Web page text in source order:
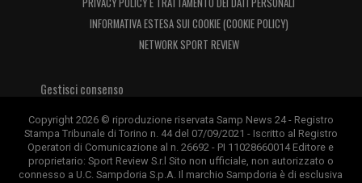
INFORMATIVA ESTESA SUI COOKIE (COOKIE POLICY)
NETWORK SPORT REVIEW
Gestisci consenso
Copyright 2026 © riproduzione riservata Samp News 24 - Registro
Stampa Tribunale di Torino n. 44 del 07/09/2021 - Iscritto al Registro
Operatori di Comunicazione al n. 26692 - PI 11028660014 Editore e
proprietario: Sport Review S.r.l Sito non ufficiale, non autorizzato o
connesso a U.C. Sampdoria S.p.A. Il marchio Sampdoria è di esclusiva